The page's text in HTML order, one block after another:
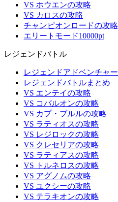
VS ホウエンの攻略
VS カロスの攻略
チャンピオンロードの攻略
エリートモード10000pt
レジェンドバトル
レジェンドアドベンチャー
レジェンドバトルまとめ
VS エンテイの攻略
VS コバルオンの攻略
VS カプ・ブルルの攻略
VS ラティオスの攻略
VS レジロックの攻略
VS クレセリアの攻略
VS ラティアスの攻略
VS トルネロスの攻略
VS アグノムの攻略
VS ユクシーの攻略
VS テラキオンの攻略